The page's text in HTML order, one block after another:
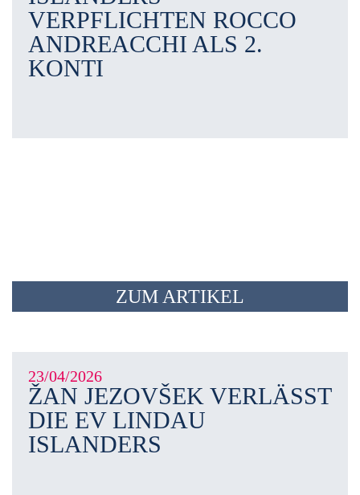
VERPFLICHTEN ROCCO
ANDREACCHI ALS 2.
KONTI
ZUM ARTIKEL
23/04/2026
ŽAN JEZOVŠEK VERLÄSST
DIE EV LINDAU
ISLANDERS